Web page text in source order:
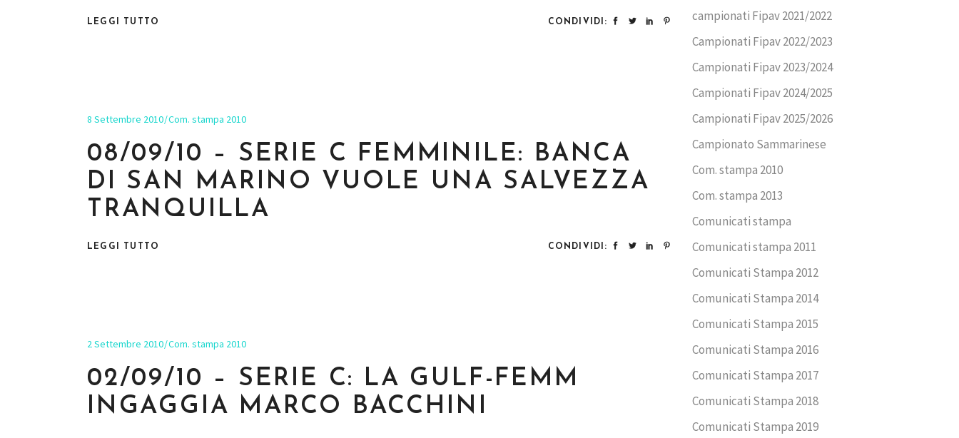
LEGGI TUTTO CONDIVIDI:
8 Settembre 2010 Com. stampa 2010
08/09/10 – SERIE C FEMMINILE: BANCA
DI SAN MARINO VUOLE UNA SALVEZZA
TRANQUILLA
LEGGI TUTTO CONDIVIDI:
2 Settembre 2010 Com. stampa 2010
02/09/10 – SERIE C: LA GULF-FEMM
INGAGGIA MARCO BACCHINI
campionati Fipav 2021/2022
Campionati Fipav 2022/2023
Campionati Fipav 2023/2024
Campionati Fipav 2024/2025
Campionati Fipav 2025/2026
Campionato Sammarinese
Com. stampa 2010
Com. stampa 2013
Comunicati stampa
Comunicati stampa 2011
Comunicati Stampa 2012
Comunicati Stampa 2014
Comunicati Stampa 2015
Comunicati Stampa 2016
Comunicati Stampa 2017
Comunicati Stampa 2018
Comunicati Stampa 2019